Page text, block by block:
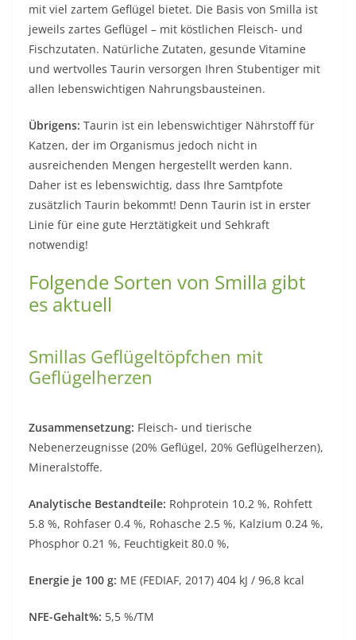
mit viel zartem Geflügel bietet. Die Basis von Smilla ist
jeweils zartes Geflügel – mit köstlichen Fleisch- und
Fischzutaten. Natürliche Zutaten, gesunde Vitamine
und wertvolles Taurin versorgen Ihren Stubentiger mit
allen lebenswichtigen Nahrungsbausteinen.
Übrigens: Taurin ist ein lebenswichtiger Nährstoff für
Katzen, der im Organismus jedoch nicht in
ausreichenden Mengen hergestellt werden kann.
Daher ist es lebenswichtig, dass Ihre Samtpfote
zusätzlich Taurin bekommt! Denn Taurin ist in erster
Linie für eine gute Herztätigkeit und Sehkraft
notwendig!
Folgende Sorten von Smilla gibt
es aktuell
Smillas Geflügeltöpfchen mit
Geflügelherzen
Zusammensetzung: Fleisch- und tierische
Nebenerzeugnisse (20% Geflügel, 20% Geflügelherzen),
Mineralstoffe.
Analytische Bestandteile: Rohprotein 10.2 %, Rohfett
5.8 %, Rohfaser 0.4 %, Rohasche 2.5 %, Kalzium 0.24 %,
Phosphor 0.21 %, Feuchtigkeit 80.0 %,
Energie je 100 g: ME (FEDIAF, 2017) 404 kJ / 96,8 kcal
NFE-Gehalt%: 5,5 %/TM